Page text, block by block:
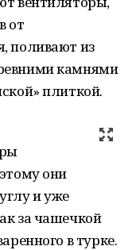
от
поливают из
камнями
плиткой.
они
и уже
за чашечкой
в турке.